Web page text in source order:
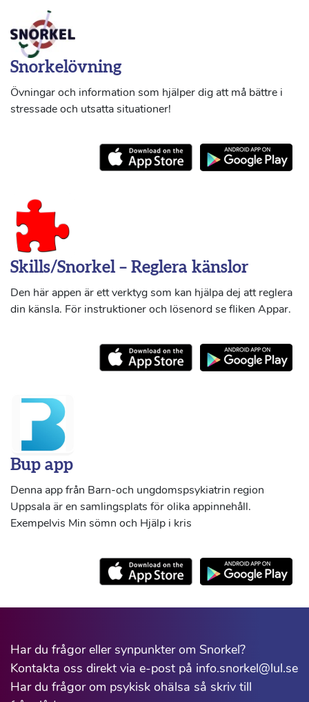
Snorkelövning
Övningar och information som hjälper dig att må bättre i
stressade och utsatta situationer!
Skills/Snorkel – Reglera känslor
Den här appen är ett verktyg som kan hjälpa dej att reglera
din känsla. För instruktioner och lösenord se fliken Appar.
Bup app
Denna app från Barn-och ungdomspsykiatrin region
Uppsala är en samlingsplats för olika appinnehåll.
Exempelvis Min sömn och Hjälp i kris
Har du frågor eller synpunkter om Snorkel?
Kontakta oss direkt via e-post på info.snorkel@lul.se
Har du frågor om psykisk ohälsa så skriv till